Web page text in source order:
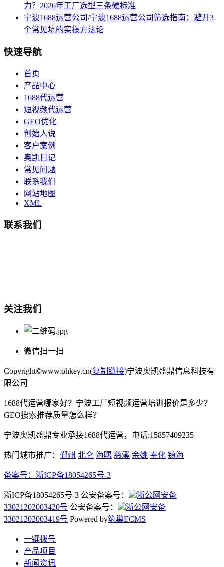
力？2026年工厂选型三条硬标准
宁波1688运营公司/宁波1688运营公司筛选指南：避开3
个常见坑的实操方法论
快速导航
首页
产品中心
1688代运营
短视频代运营
GEO优化
创始人说
客户案例
奥凯日记
常见问题
联系我们
网站地图
XML
联系我们
关注我们
微信扫一扫
Copyright©www.ohkey.cn(复制链接)宁波奥凯盛鼎信息科技有
限公司
1688代运营哪家好？宁波工厂短视频运营培训报价是多少？
GEO搜索推荐质量怎么样？
宁波奥凯盛鼎专业承接1688代运营，电话:15857409235
热门城市推广： 鄞州 北仑 海曙 慈溪 余姚 奉化 镇海
备案号： 浙ICP备18054265号-3
浙ICP备18054265号-3 公安备案号：
浙公网安备
33021202003420号 公安备案号：
浙公网安备
33021202003419号 Powered by筑巢ECMS
一键拨号
产品项目
新闻资讯